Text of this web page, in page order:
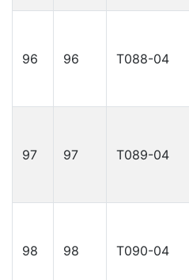
96 96 Т088-04
97 97 Т089-04
98 98 Т090-04